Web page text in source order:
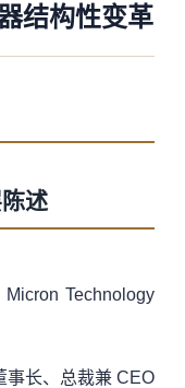
结构性变革
述
Technology
事长、总裁兼 CEO